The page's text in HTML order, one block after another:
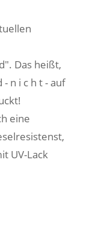
Das heißt,
n i c h t - auf
eine
UV-Lack